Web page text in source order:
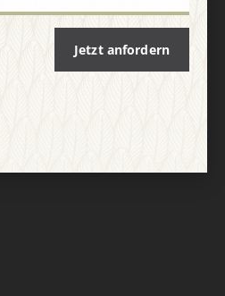
Jetzt anfordern